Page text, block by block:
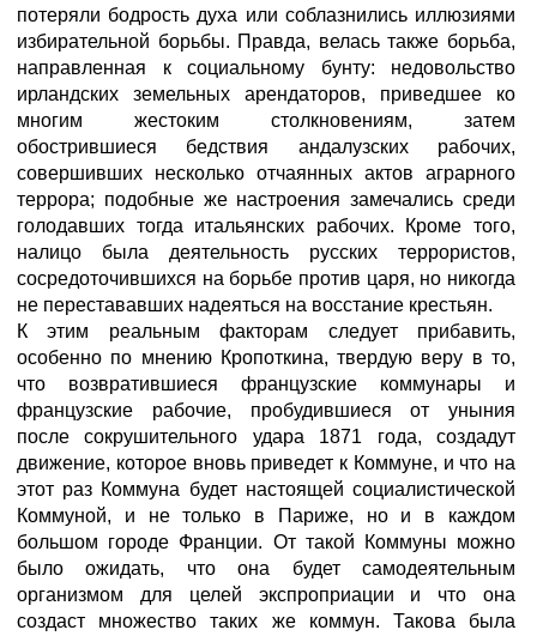
потеряли бодрость духа или соблазнились иллюзиями
избирательной борьбы. Правда, велась также борьба,
направленная к социальному бунту: недовольство
ирландских земельных арендаторов, приведшее ко
многим жестоким столкновениям, затем
обострившиеся бедствия анда­лузских рабочих,
совершивших несколько отчаянных актов аграрного
террора; подобные же настроения замечались среди
голодавших тогда итальянских рабочих. Кроме того,
налицо была деятельность русских террористов,
сосредоточившихся на борьбе против царя, но никогда
не перестававших надеяться на восстание крестьян.
К этим реальным факторам следует прибавить,
особенно по мнению Кропоткина, твердую веру в то,
что возвратившиеся французские коммунары и
французские рабочие, пробудившиеся от уныния
после сокрушительного удара 1871 года, создадут
движение, которое вновь приведет к Коммуне, и что на
этот раз Коммуна будет настоящей социалистической
Коммуной, и не только в Париже, но и в каждом
большом городе Франции. От такой Коммуны можно
было ожидать, что она будет самодеятельным
организмом для целей экспроприации и что она
создаст множество таких же коммун. Такова была